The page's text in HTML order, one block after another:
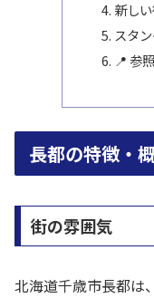
新し
スタ
📍 参
長都の特徴・
街の雰囲気
北海道千歳市長都は